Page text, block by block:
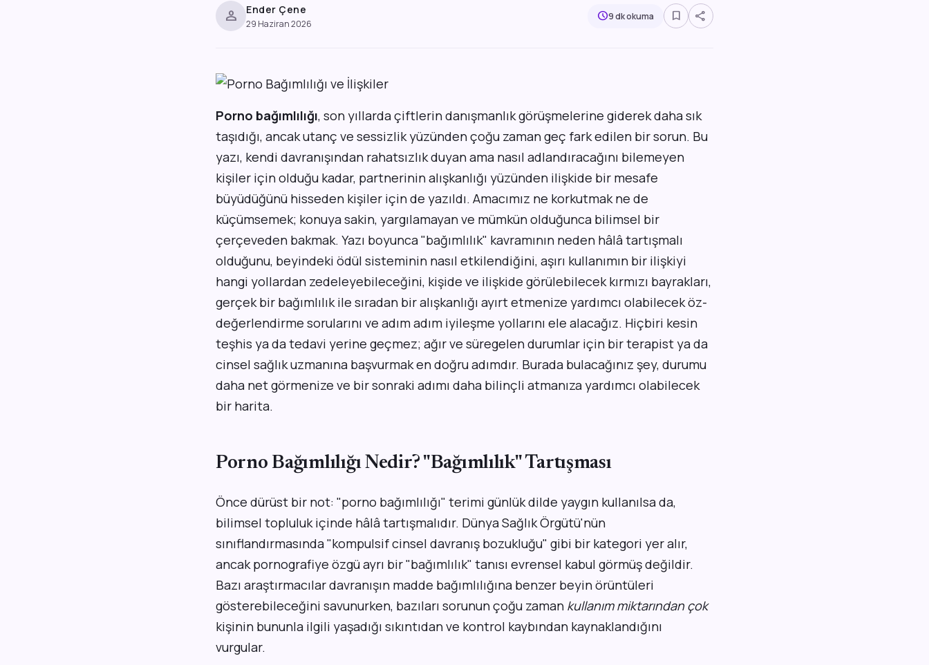
person Ender Çene
29 Haziran 2026
schedule9 dk okuma bookmark_border share
Porno bağımlılığı, son yıllarda çiftlerin danışmanlık görüşmelerine giderek daha sık
taşıdığı, ancak utanç ve sessizlik yüzünden çoğu zaman geç fark edilen bir sorun. Bu
yazı, kendi davranışından rahatsızlık duyan ama nasıl adlandıracağını bilemeyen
kişiler için olduğu kadar, partnerinin alışkanlığı yüzünden ilişkide bir mesafe
büyüdüğünü hisseden kişiler için de yazıldı. Amacımız ne korkutmak ne de
küçümsemek; konuya sakin, yargılamayan ve mümkün olduğunca bilimsel bir
çerçeveden bakmak. Yazı boyunca "bağımlılık" kavramının neden hâlâ tartışmalı
olduğunu, beyindeki ödül sisteminin nasıl etkilendiğini, aşırı kullanımın bir ilişkiyi
hangi yollardan zedeleyebileceğini, kişide ve ilişkide görülebilecek kırmızı bayrakları,
gerçek bir bağımlılık ile sıradan bir alışkanlığı ayırt etmenize yardımcı olabilecek öz-
değerlendirme sorularını ve adım adım iyileşme yollarını ele alacağız. Hiçbiri kesin
teşhis ya da tedavi yerine geçmez; ağır ve süregelen durumlar için bir terapist ya da
cinsel sağlık uzmanına başvurmak en doğru adımdır. Burada bulacağınız şey, durumu
daha net görmenize ve bir sonraki adımı daha bilinçli atmanıza yardımcı olabilecek
bir harita.
Porno Bağımlılığı Nedir? "Bağımlılık" Tartışması
Önce dürüst bir not: "porno bağımlılığı" terimi günlük dilde yaygın kullanılsa da,
bilimsel topluluk içinde hâlâ tartışmalıdır. Dünya Sağlık Örgütü'nün
sınıflandırmasında "kompulsif cinsel davranış bozukluğu" gibi bir kategori yer alır,
ancak pornografiye özgü ayrı bir "bağımlılık" tanısı evrensel kabul görmüş değildir.
Bazı araştırmacılar davranışın madde bağımlılığına benzer beyin örüntüleri
gösterebileceğini savunurken, bazıları sorunun çoğu zaman kullanım miktarından çok
kişinin bununla ilgili yaşadığı sıkıntıdan ve kontrol kaybından kaynaklandığını
vurgular.